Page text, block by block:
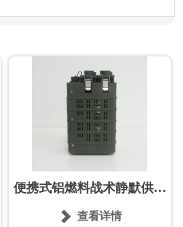
便携式铝燃料战术静默供电
 查看详情